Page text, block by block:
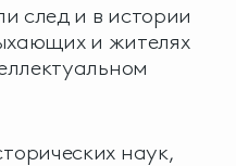
след и в истории
и жителях
наук,